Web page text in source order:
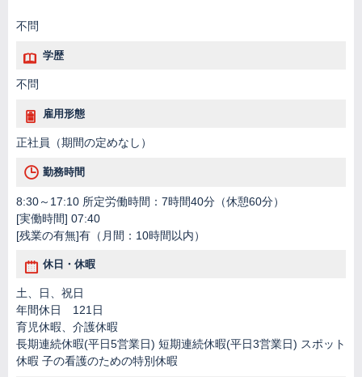
不問
学歴
不問
雇用形態
正社員（期間の定めなし）
勤務時間
8:30～17:10 所定労働時間：7時間40分（休憩60分）
[実働時間] 07:40
[残業の有無]有（月間：10時間以内）
休日・休暇
土、日、祝日
年間休日 121日
育児休暇、介護休暇
長期連続休暇(平日5営業日) 短期連続休暇(平日3営業日) スポット
休暇 子の看護のための特別休暇